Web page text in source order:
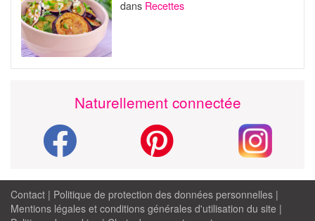
dans Recettes
Naturellement connectée
Contact | Politique de protection des données personnelles |
Mentions légales et conditions générales d'utilisation du site |